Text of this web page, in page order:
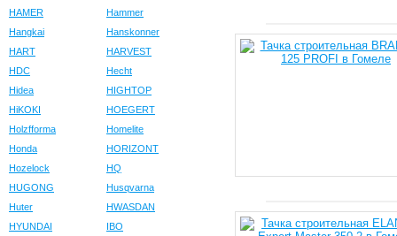
HAMER
Hammer
Hangkai
Hanskonner
HART
HARVEST
HDC
Hecht
Hidea
HIGHTOP
HiKOKI
HOEGERT
Holzfforma
Homelite
Honda
HORIZONT
Hozelock
HQ
HUGONG
Husqvarna
Huter
HWASDAN
HYUNDAI
IBO